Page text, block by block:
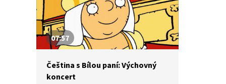
07:57
Čeština s Bílou paní: Výchovný
koncert